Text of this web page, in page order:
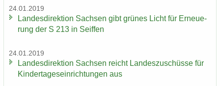
24.01.2019
Lan­des­di­rek­ti­on Sach­sen gibt grü­nes Licht für Er­neue­
rung der S 213 in Seif­fen
24.01.2019
Lan­des­di­rek­ti­on Sach­sen reicht Lan­des­zu­schüs­se für
Kin­der­ta­ges­ein­rich­tun­gen aus